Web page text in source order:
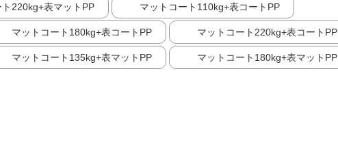
ト220kg+表マットPP マットコート110kg+表コートPP
マットコート180kg+表コートPP マットコート220kg+表コートPP
マットコート135kg+表マットPP マットコート180kg+表マットPP